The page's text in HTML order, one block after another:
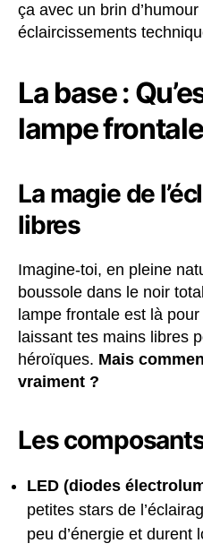
ça avec un brin
éclaircissements
La base :
lampe
La magie de
libres
Imagine-toi, en pleine
boussole dans le noir
lampe frontale est là
laissant tes mains libres
héroïques. Mais
vraiment ?
Les
LED (diodes
petites stars de
peu d’énergie et durent